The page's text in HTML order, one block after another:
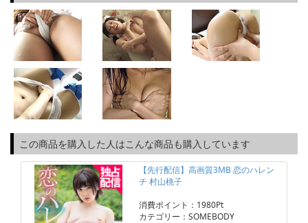
この商品を購入した人はこんな商品も購入しています
【先行配信】高画質3MB 恋のハレン
チ 村山桃子
消費ポイント：1980Pt
カテゴリー：SOMEBODY